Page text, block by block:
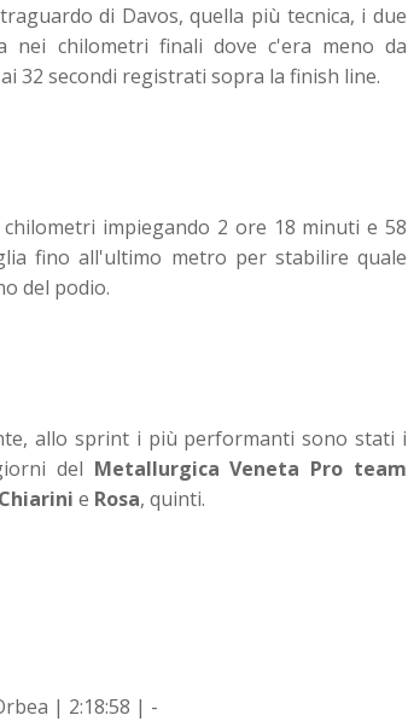
di Davos, quella più tecnica, i due
nei chilometri finali dove c'era meno da
32 secondi registrati sopra la finish line.
impiegando 2 ore 18 minuti e 58
fino all'ultimo metro per stabilire quale
del podio.
allo sprint i più performanti sono stati i
del Metallurgica Veneta Pro team
Chiarini e Rosa, quinti.
| 2:18:58 | -